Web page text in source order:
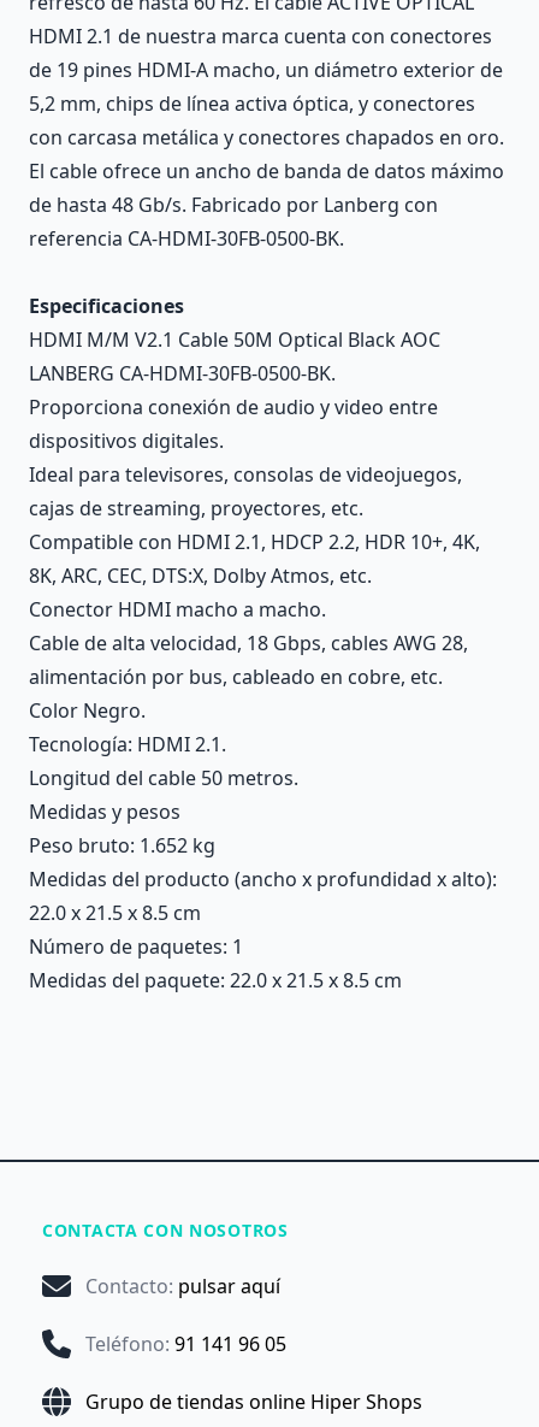
HDMI 2.1 de nuestra marca cuenta con conectores
de 19 pines HDMI-A macho, un diámetro exterior de
5,2 mm, chips de línea activa óptica, y conectores
con carcasa metálica y conectores chapados en oro.
El cable ofrece un ancho de banda de datos máximo
de hasta 48 Gb/s. Fabricado por Lanberg con
referencia CA-HDMI-30FB-0500-BK.
Especificaciones
HDMI M/M V2.1 Cable 50M Optical Black AOC
LANBERG CA-HDMI-30FB-0500-BK.
Proporciona conexión de audio y video entre
dispositivos digitales.
Ideal para televisores, consolas de videojuegos,
cajas de streaming, proyectores, etc.
Compatible con HDMI 2.1, HDCP 2.2, HDR 10+, 4K,
8K, ARC, CEC, DTS:X, Dolby Atmos, etc.
Conector HDMI macho a macho.
Cable de alta velocidad, 18 Gbps, cables AWG 28,
alimentación por bus, cableado en cobre, etc.
Color Negro.
Tecnología: HDMI 2.1.
Longitud del cable 50 metros.
Medidas y pesos
Peso bruto: 1.652 kg
Medidas del producto (ancho x profundidad x alto):
22.0 x 21.5 x 8.5 cm
Número de paquetes: 1
Medidas del paquete: 22.0 x 21.5 x 8.5 cm
CONTACTA CON NOSOTROS
Contacto: pulsar aquí
Teléfono: 91 141 96 05
Grupo de tiendas online Hiper Shops